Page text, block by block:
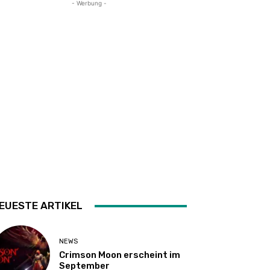
- Werbung -
ARTIKEL
NEWS
Crimson Moon erscheint im
September